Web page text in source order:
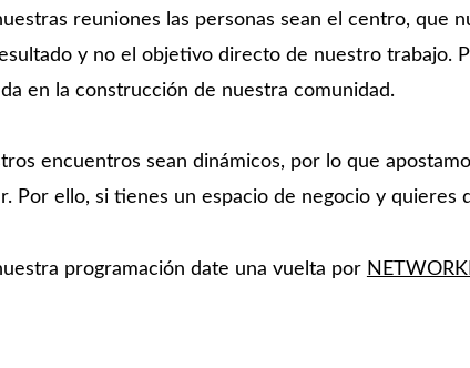
reuniones las personas sean el centro, que
y no el objetivo directo de nuestro trabajo.
en la construcción de nuestra comunidad.
encuentros sean dinámicos, por lo que
Por ello, si tienes un espacio de negocio y quieres
programación date una vuelta por